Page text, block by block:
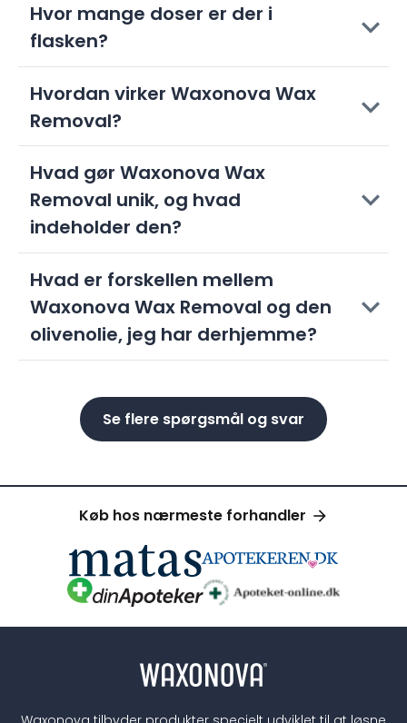
Hvor mange doser er der i
flasken?
Hvordan virker Waxonova Wax
Removal?
Hvad gør Waxonova Wax
Removal unik, og hvad
indeholder den?
Hvad er forskellen mellem
Waxonova Wax Removal og den
olivenolie, jeg har derhjemme?
Se flere spørgsmål og svar
Køb hos nærmeste forhandler